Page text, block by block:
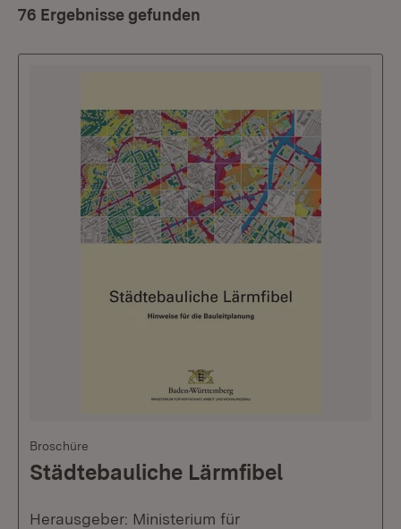
76 Ergebnisse gefunden
Broschüre
Städtebauliche Lärmfibel
Herausgeber: Ministerium für